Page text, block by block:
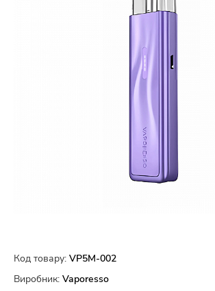
Код товару: VP5M-002
Виробник: Vaporesso